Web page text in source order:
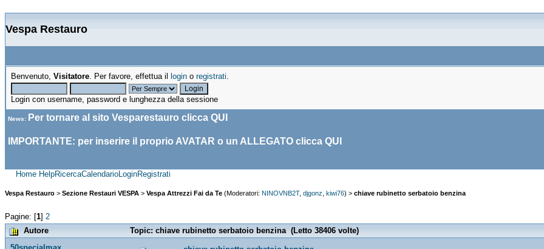
Vespa Restauro
Benvenuto, Visitatore. Per favore, effettua il login o registrati.
Login con username, password e lunghezza della sessione
News: Per tornare al sito Vesparestauro clicca QUI
IMPORTANTE: per inserire il proprio AVATAR o un ALLEGATO clicca QUI
Home HelpRicercaCalendarioLoginRegistrati
Vespa Restauro > Sezione Restauri VESPA > Vespa Attrezzi Fai da Te (Moderatori: NINOVNB2T, djgonz kiwi76) > chiave rubinetto serbatoio benzina
Pagine: [1] 2
Autore
Topic: chiave rubinetto serbatoio benzina (Letto 38406 volte)